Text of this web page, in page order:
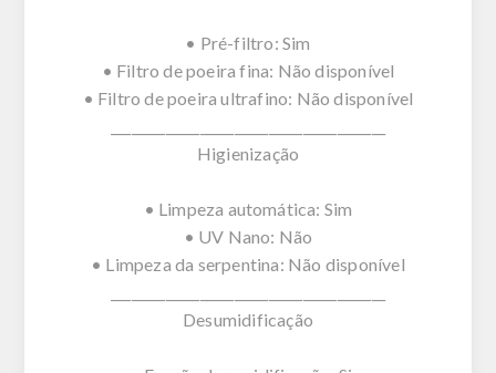
• Pré-filtro: Sim
• Filtro de poeira fina: Não disponível
• Filtro de poeira ultrafino: Não disponível
Higienização
• Limpeza automática: Sim
• UV Nano: Não
• Limpeza da serpentina: Não disponível
Desumidificação